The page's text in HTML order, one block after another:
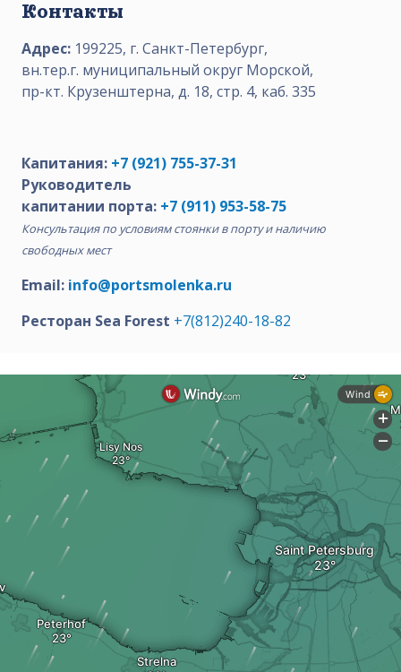
Контакты
Адрес: 199225, г. Санкт-Петербург,
вн.тер.г. муниципальный округ Морской,
пр-кт. Крузенштерна, д. 18, стр. 4, каб. 335
Капитания: +7 (921) 755-37-31
Руководитель
капитании порта: +7 (911) 953-58-75
Консультация по условиям стоянки в порту и наличию
свободных мест
Email: info@portsmolenka.ru
Ресторан Sea Forest +7(812)240-18-82